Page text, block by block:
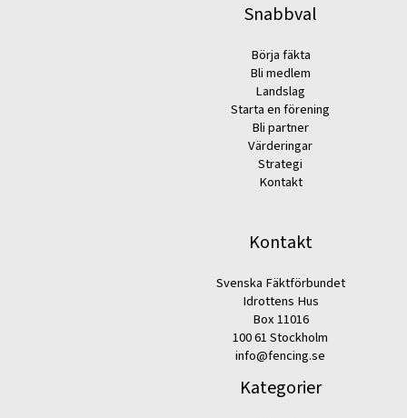
Snabbval
Börja fäkta
Bli medlem
Landslag
Starta en förening
Bli partner
Värderingar
Strategi
Kontakt
Kontakt
Svenska Fäktförbundet
Idrottens Hus
Box 11016
100 61 Stockholm
info@fencing.se
Kategorier